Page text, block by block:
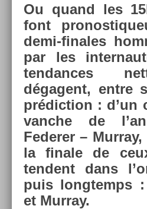
Ou quand les
font
demi-finales
par les
ten­dances
dégagent, entre
prédic­tion : d’un
vanche de
Feder­er – Mur­ray,
la fin­ale de
tendent dans
puis longtemps
et Mur­ray.